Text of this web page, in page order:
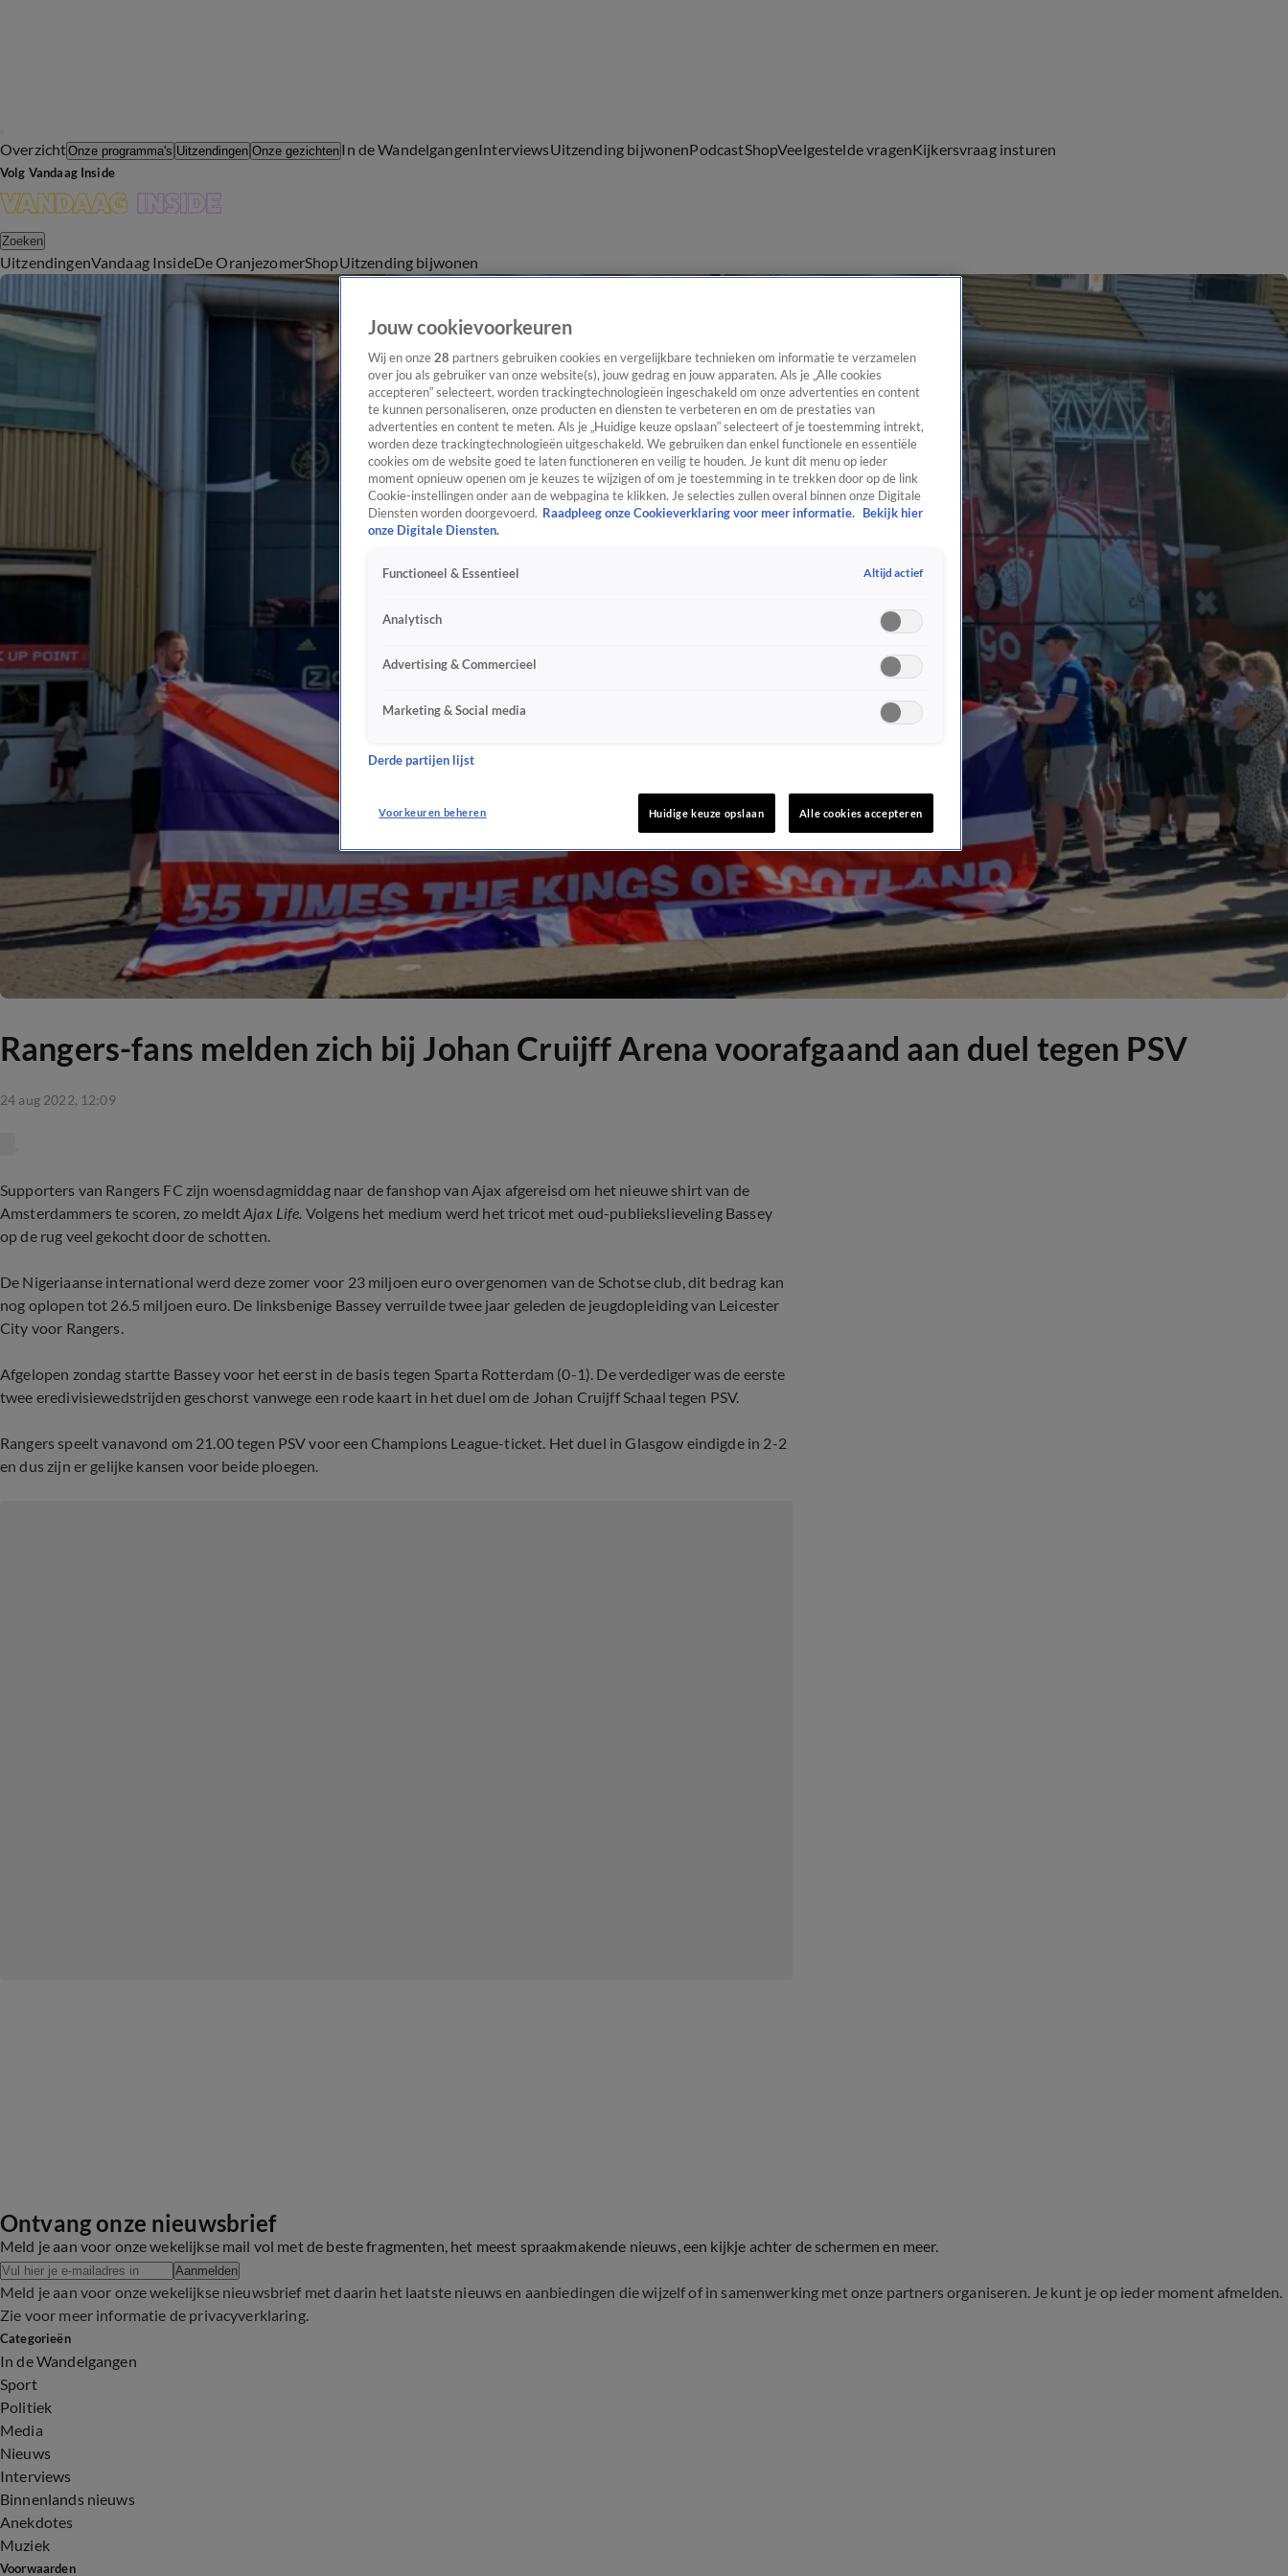
OverzichtOnze programma's Uitzendingen Onze gezichten In de WandelgangenInterviewsUitzending bijwonenPodcastShopVeelgestelde vragenKijkersvraag insturen
Volg Vandaag Inside
Zoeken
UitzendingenVandaag InsideDe OranjezomerShopUitzending bijwonen
Rangers-fans melden zich bij Johan Cruijff Arena voorafgaand aan duel tegen PSV
24 aug 2022, 12:09
Supporters van Rangers FC zijn woensdagmiddag naar de fanshop van Ajax afgereisd om het nieuwe shirt van de
Amsterdammers te scoren, zo meldtAjax Life. Volgens het medium werd het tricot met oud-publiekslieveling Bassey
op de rug veel gekocht door de schotten.
De Nigeriaanse international werd deze zomer voor 23 miljoen euro overgenomen van de Schotse club, dit bedrag kan
nog oplopen tot 26.5 miljoen euro. De linksbenige Bassey verruilde twee jaar geleden de jeugdopleiding van Leicester
City voor Rangers.
Afgelopen zondag startte Bassey voor het eerst in de basis tegen Sparta Rotterdam (0-1). De verdediger was de eerste
twee eredivisiewedstrijden geschorst vanwege een rode kaart in het duel om de Johan Cruijff Schaal tegen PSV.
Rangers speelt vanavond om 21.00 tegen PSV voor een Champions League-ticket. Het duel in Glasgow eindigde in 2-2
en dus zijn er gelijke kansen voor beide ploegen.
Ontvang onze nieuwsbrief
Meld je aan voor onze wekelijkse mail vol met de beste fragmenten, het meest spraakmakende nieuws, een kijkje achter de schermen en meer.
Aanmelden
Meld je aan voor onze wekelijkse nieuwsbrief met daarin het laatste nieuws en aanbiedingen die wijzelf of in samenwerking met onze partners organiseren. Je kunt je op ieder moment afmelden.
Zie voor meer informatie de privacyverklaring.
Categorieën
In de Wandelgangen
Sport
Politiek
Media
Nieuws
Interviews
Binnenlands nieuws
Anekdotes
Muziek
Voorwaarden
Jouw cookievoorkeuren
Wij en onze 28 partners gebruiken cookies en vergelijkbare technieken om informatie te verzamelen
over jou als gebruiker van onze website(s), jouw gedrag en jouw apparaten. Als je „Alle cookies
accepteren” selecteert, worden trackingtechnologieën ingeschakeld om onze advertenties en content
te kunnen personaliseren, onze producten en diensten te verbeteren en om de prestaties van
advertenties en content te meten. Als je „Huidige keuze opslaan” selecteert of je toestemming intrekt,
worden deze trackingtechnologieën uitgeschakeld. We gebruiken dan enkel functionele en essentiële
cookies om de website goed te laten functioneren en veilig te houden. Je kunt dit menu op ieder
moment opnieuw openen om je keuzes te wijzigen of om je toestemming in te trekken door op de link
Cookie-instellingen onder aan de webpagina te klikken. Je selecties zullen overal binnen onze Digitale
Diensten worden doorgevoerd. Raadpleeg onze Cookieverklaring voor meer informatie.
Bekijk hier
onze Digitale Diensten.
Functioneel & Essentieel Altijd actief
Analytisch
Advertising & Commercieel
Marketing & Social media
Derde partijen lijst
Voorkeuren beheren Huidige keuze opslaan Alle cookies accepteren